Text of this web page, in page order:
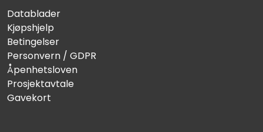
Datablader
Kjøpshjelp
Betingelser
Personvern / GDPR
Åpenhetsloven
Prosjektavtale
Gavekort